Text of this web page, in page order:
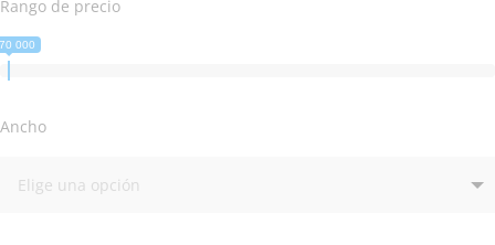
Rango de precio
000
Ancho